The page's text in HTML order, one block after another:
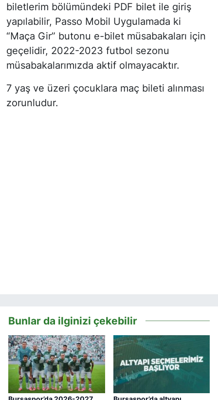
biletlerim bölümündeki PDF bilet ile giriş
yapılabilir, Passo Mobil Uygulamada ki
“Maça Gir” butonu e-bilet müsabakaları için
geçelidir, 2022-2023 futbol sezonu
müsabakalarımızda aktif olmayacaktır.
7 yaş ve üzeri çocuklara maç bileti alınması
zorunludur.
Bunlar da ilginizi çekebilir